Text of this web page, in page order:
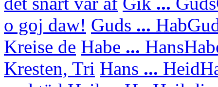
o goj daw! Guds ... Hab
Kreise de Habe ... Hans
Kresten, Tri Hans ... Heid